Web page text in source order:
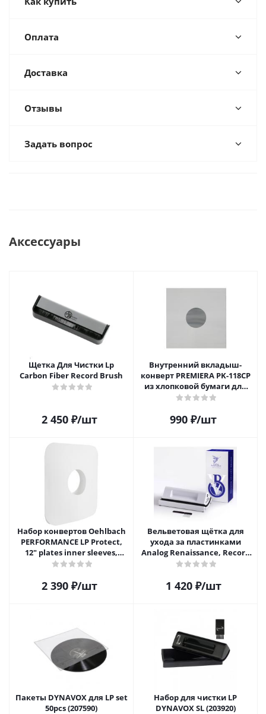
Оплата
Доставка
Отзывы
Задать вопрос
Аксессуары
Щетка Для Чистки Lp
Carbon Fiber Record Brush
2 450₽/шт
Внутренний вкладыш-
конверт PREMIERA PK-118CP
из хлопковой бумаги для
12" виниловой пластинки 1
990 ₽/шт
Набор конвертов Oehlbach
PERFORMANCE LP Protect,
12" plates inner sleeves,
D1C2611
2 390₽/шт
Вельветовая щётка для
ухода за пластинками
Analog Renaissance, Record
Velvet Brush, AR-7152, White
1 420₽/шт
Пакеты DYNAVOX для LP set
50pcs (207590)
Набор для чистки LP
DYNAVOX SL (203920)